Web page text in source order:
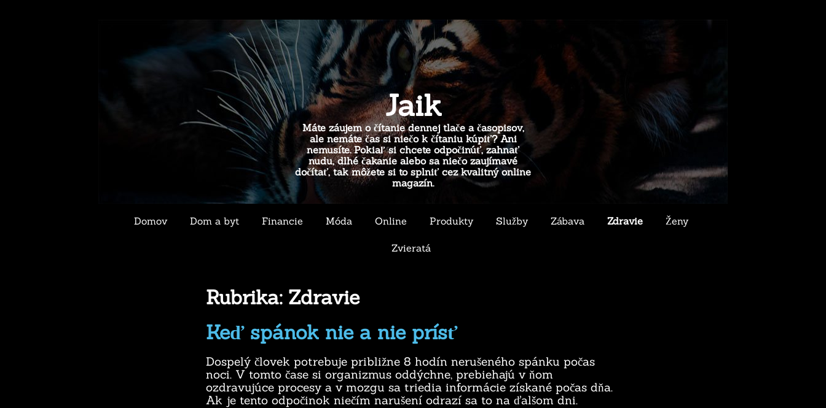
Jaik
Máte záujem o čítanie dennej tlače a časopisov,
ale nemáte čas si niečo k čítaniu kúpiť? Ani
nemusíte. Pokiaľ si chcete odpočinúť, zahnať
nudu, dlhé čakanie alebo sa niečo zaujímavé
dočítať, tak môžete si to splniť cez kvalitný online
magazín.
Domov Dom a byt Financie Móda Online Produkty Služby Zábava Zdravie Ženy
Zvieratá
Rubrika: Zdravie
Keď spánok nie a nie prísť
Dospelý človek potrebuje približne 8 hodín nerušeného spánku počas
noci. V tomto čase si organizmus oddýchne, prebiehajú v ňom
ozdravujúce procesy a v mozgu sa triedia informácie získané počas dňa.
Ak je tento odpočinok niečím narušení odrazí sa to na ďalšom dni.